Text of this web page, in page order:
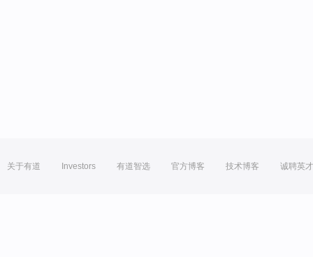
关于有道 Investors 有道智选 官方博客 技术博客 诚聘英才